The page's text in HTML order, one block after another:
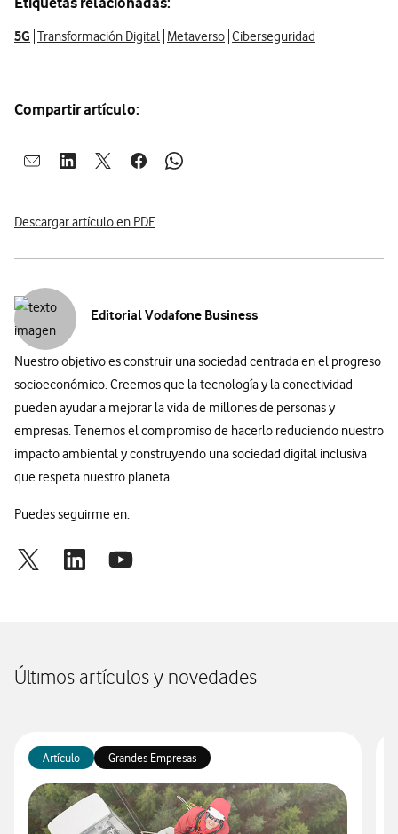
5G Transformación Digital Metaverso Ciberseguridad
Compartir artículo:
Abrir ventana para compartir en mail
Abrir ventana para compartir en linkedin
Abrir ventana para compartir en twitter
Abrir ventana para compartir en facebook
Abrir ventana para compartir en
Descargar artículo en PDF
Editorial Vodafone Business
Nuestro objetivo es construir una sociedad centrada en el progreso
socioeconómico. Creemos que la tecnología y la conectividad
pueden ayudar a mejorar la vida de millones de personas y
empresas. Tenemos el compromiso de hacerlo reduciendo nuestro
impacto ambiental y construyendo una sociedad digital inclusiva
que respeta nuestro planeta.
Puedes seguirme en:
Últimos artículos y novedades
Artículo Grandes Empresas